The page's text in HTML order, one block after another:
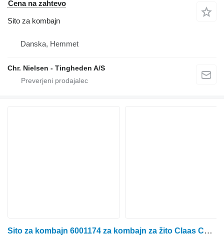
Cena na zahtevo
Sito za kombajn
Danska, Hemmet
Chr. Nielsen - Tingheden A/S
Sito za kombajn 6001174 za kombajn za žito Claas Commandor 116 CS